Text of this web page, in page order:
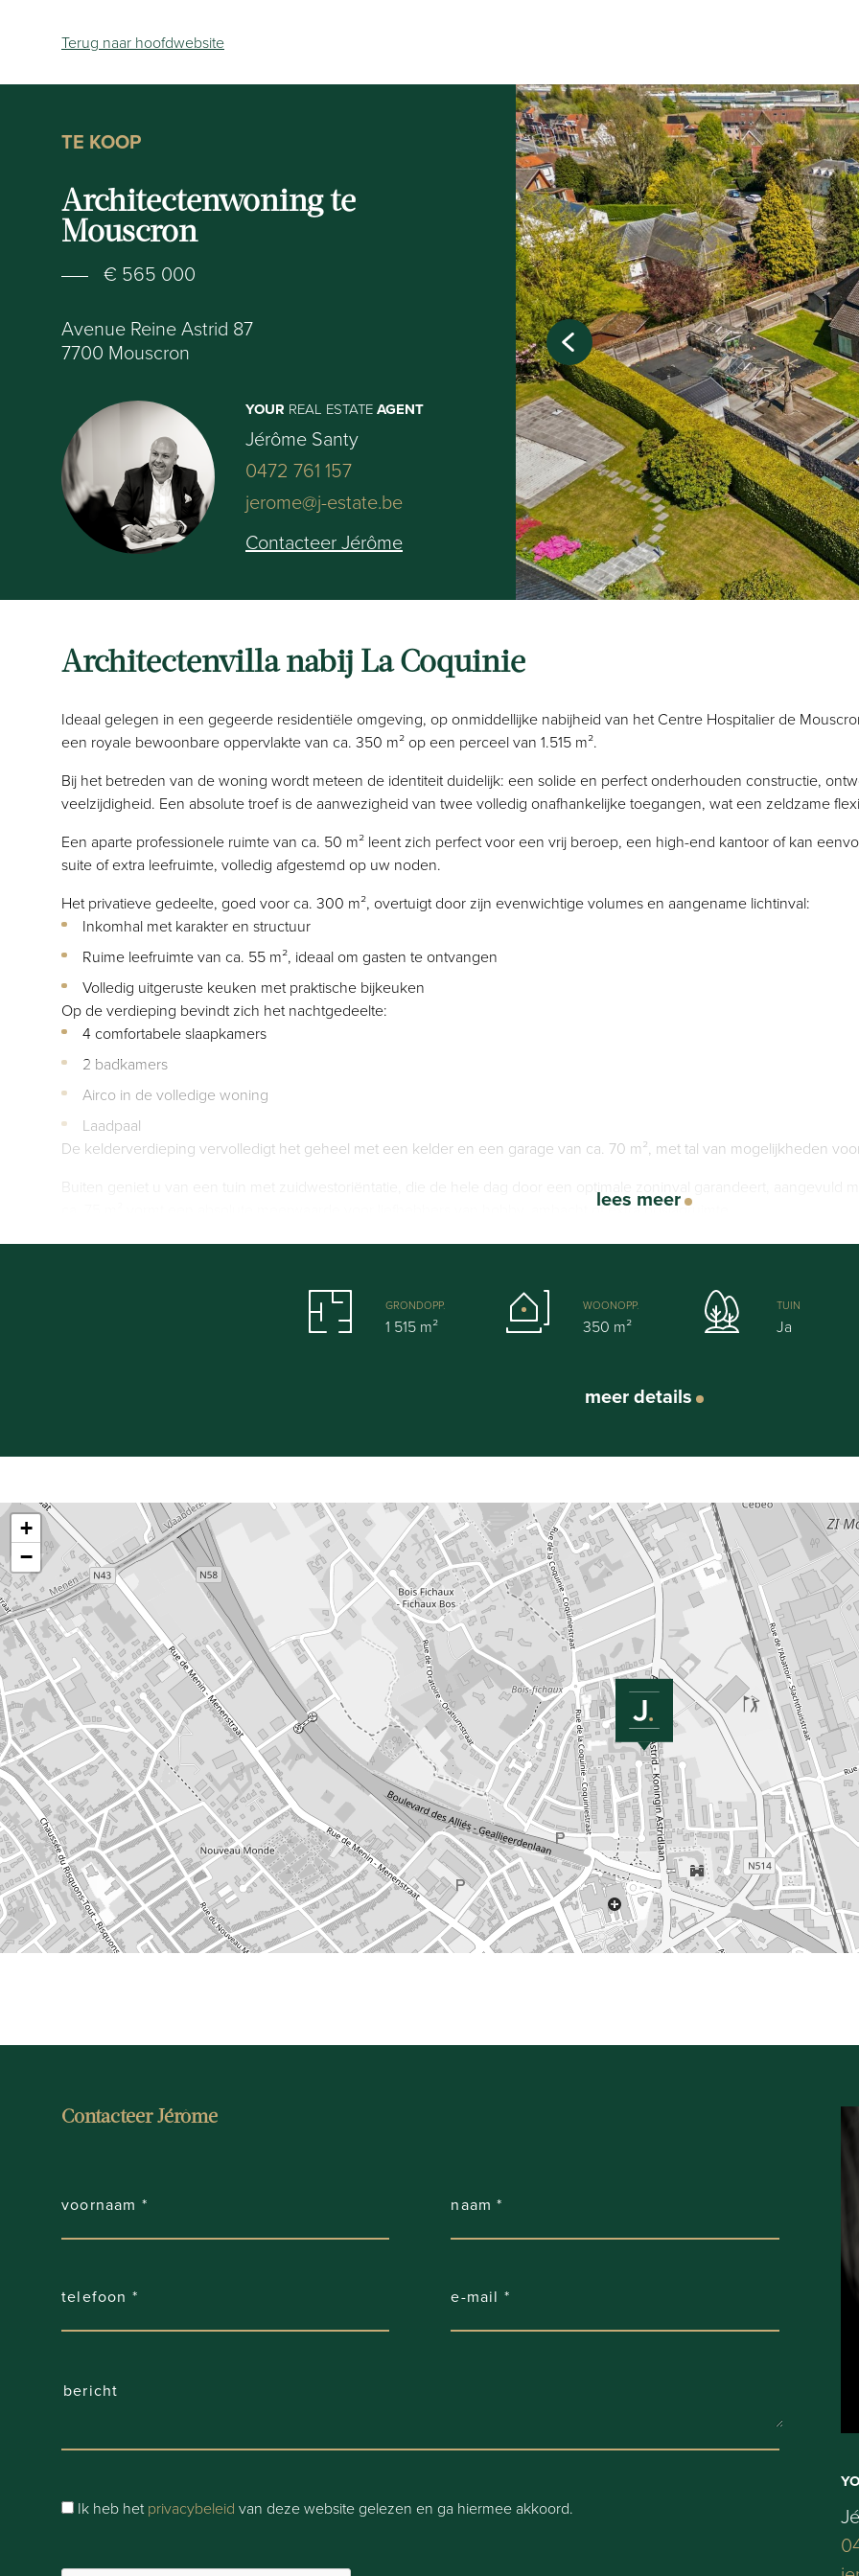
Terug naar hoofdwebsite
TE KOOP
Architectenwoning te
Mouscron
€ 565 000
Avenue Reine Astrid 87
7700 Mouscron
YOUR REAL ESTATEAGENT
Jérôme Santy
0472 761 157
jerome@j-estate.be
Contacteer Jérôme
Architectenvilla nabij La Coquinie
Ideaal gelegen in een gegeerde residentiële omgeving, op onmiddellijke nabijheid van het Centre Hospitalier de
een royale bewoonbare oppervlakte van ca. 350 m² op een perceel van 1.515 m².
Bij het betreden van de woning wordt meteen de identiteit duidelijk: een solide en perfect onderhouden constructie,
veelzijdigheid. Een absolute troef is de aanwezigheid van twee volledig onafhankelijke toegangen, wat een zeldzame
Een aparte professionele ruimte van ca. 50 m² leent zich perfect voor een vrij beroep, een high-end kantoor of kan
suite of extra leefruimte, volledig afgestemd op uw noden.
Het privatieve gedeelte, goed voor ca. 300 m², overtuigt door zijn evenwichtige volumes en aangename lichtinval:
Inkomhal met karakter en structuur
Ruime leefruimte van ca. 55 m², ideaal om gasten te ontvangen
Volledig uitgeruste keuken met praktische bijkeuken
Op de verdieping bevindt zich het nachtgedeelte:
4 comfortabele slaapkamers
2 badkamers
Airco in de volledige woning
Laadpaal
De kelderverdieping vervolledigt het geheel met een kelder en een garage van ca. 70 m², met tal van mogelijkheden
ca. 75 m² vormt een absolute meerwaarde voor liefhebbers van hobby, ambacht of extra opslagruimte.
lees meer
GRONDOPP.
1 515 m²
WOONOPP.
350 m²
TUIN
Ja
meer details
+
−
Contacteer Jérôme
Ik heb hetprivacybeleid van deze website gelezen en ga hiermee akkoord.